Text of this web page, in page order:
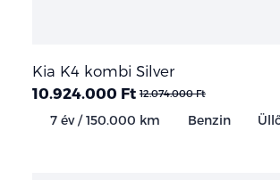
Kia K4 kombi Silver
10.924.000 Ft 12.074.000 Ft
7 év / 150.000 km Benzin